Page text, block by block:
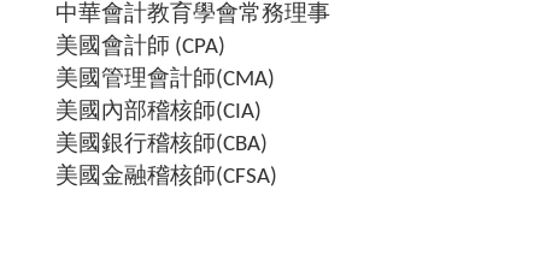
中華會計教育學會常務理事
美國會計師 (CPA)
美國管理會計師(CMA)
美國內部稽核師(CIA)
美國銀行稽核師(CBA)
美國金融稽核師(CFSA)